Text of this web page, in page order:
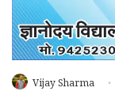
Vijay Sharma